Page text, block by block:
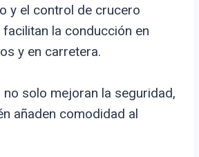
y el control de crucero
la conducción en
y en carretera.
solo mejoran la seguridad,
añaden comodidad al